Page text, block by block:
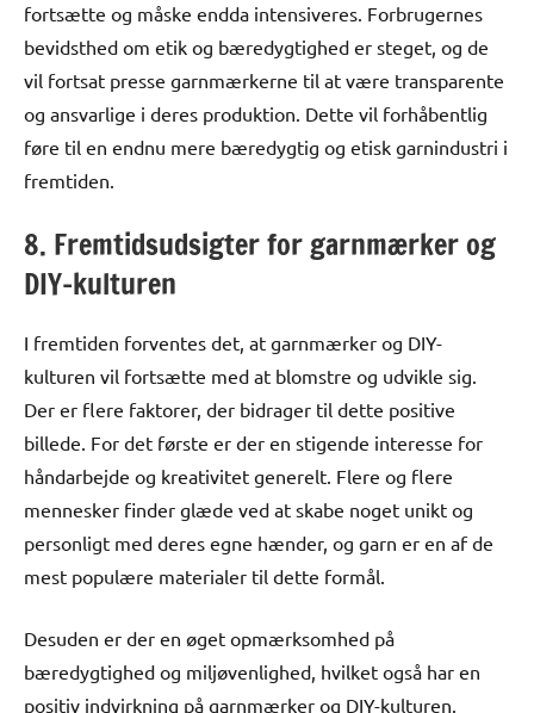
fortsætte og måske endda intensiveres. Forbrugernes
bevidsthed om etik og bæredygtighed er steget, og de
vil fortsat presse garnmærkerne til at være transparente
og ansvarlige i deres produktion. Dette vil forhåbentlig
føre til en endnu mere bæredygtig og etisk garnindustri i
fremtiden.
8. Fremtidsudsigter for garnmærker og
DIY-kulturen
I fremtiden forventes det, at garnmærker og DIY-
kulturen vil fortsætte med at blomstre og udvikle sig.
Der er flere faktorer, der bidrager til dette positive
billede. For det første er der en stigende interesse for
håndarbejde og kreativitet generelt. Flere og flere
mennesker finder glæde ved at skabe noget unikt og
personligt med deres egne hænder, og garn er en af de
mest populære materialer til dette formål.
Desuden er der en øget opmærksomhed på
bæredygtighed og miljøvenlighed, hvilket også har en
positiv indvirkning på garnmærker og DIY-kulturen.